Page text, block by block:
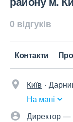
0 відгуків
Контакти
Київ
На мапі
Директор —